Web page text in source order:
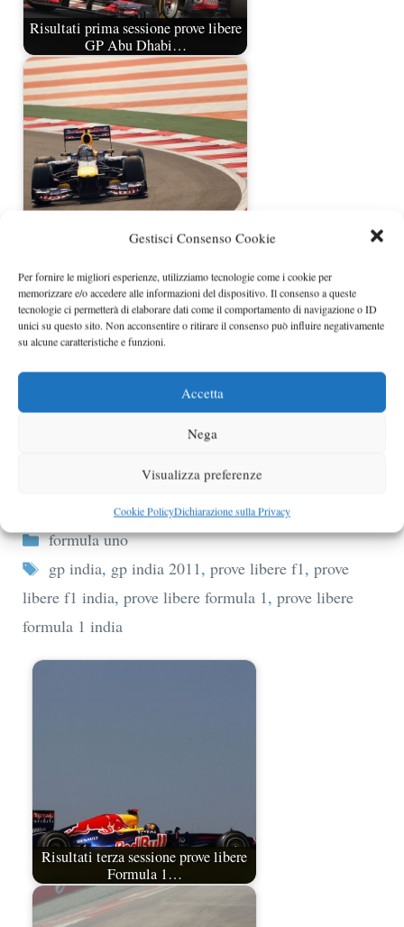
Gestisci Consenso Cookie
Per fornire le migliori esperienze, utilizziamo tecnologie come i cookie per
memorizzare e/o accedere alle informazioni del dispositivo. Il consenso a queste
tecnologie ci permetterà di elaborare dati come il comportamento di navigazione o ID
unici su questo sito. Non acconsentire o ritirare il consenso può influire negativamente
su alcune caratteristiche e funzioni.
Accetta
Nega
Visualizza preferenze
Cookie PolicyDichiarazione sulla Privacy
Risultati prima sessione prove libere
GP Abu Dhabi…
Formula 1…
Risultati prima sessione prove libere
Categorie
formula uno
Tag
gp india, gp india 2011, prove libere f1, prove
libere f1 india, prove libere formula 1, prove libere
formula 1 india
Risultati terza sessione prove libere
Formula 1…